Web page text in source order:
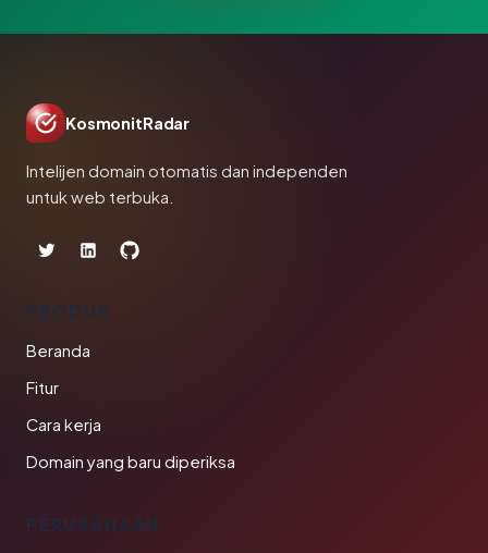
KosmonitRadar
Intelijen domain otomatis dan independen
untuk web terbuka.
PRODUK
Beranda
Fitur
Cara kerja
Domain yang baru diperiksa
PERUSAHAAN